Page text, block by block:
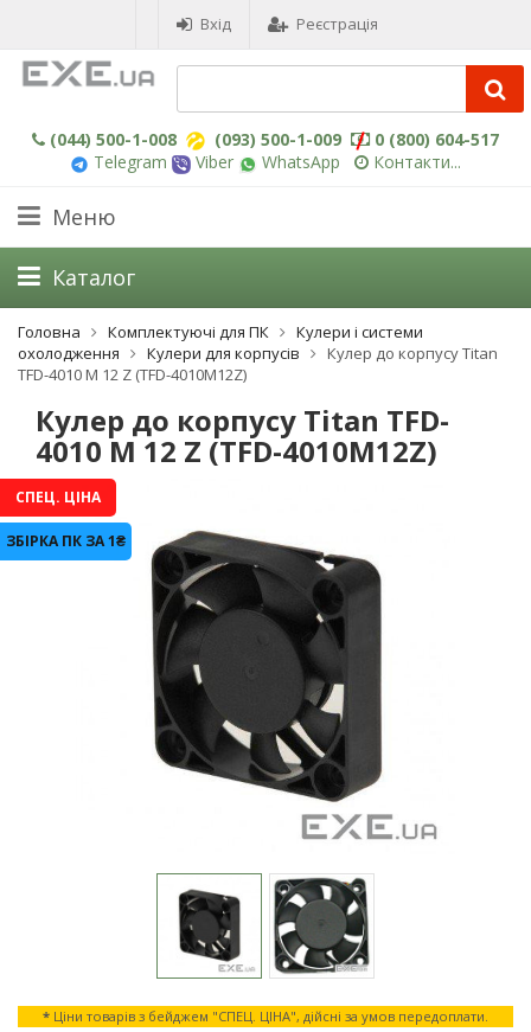
Вхід Реєстрація
(044) 500-1-008 (093) 500-1-009
0 (800) 604-517
Telegram
Viber WhatsApp Контакти...
Меню
Головна Комплектуючі для ПК
Кулери і системи
охолодження
Кулери для корпусів
Кулер до корпусу Titan
TFD-4010 M 12 Z (TFD-4010M12Z)
Кулер до корпусу Titan TFD-
4010 M 12 Z (TFD-4010M12Z)
СПЕЦ. ЦІНА
ЗБІРКА ПК ЗА 1₴
* Ціни товарів з бейджем "СПЕЦ. ЦІНА", дійсні за умов передоплати.
Каталог